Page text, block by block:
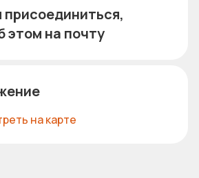
присоединиться,
этом на почту
на карте